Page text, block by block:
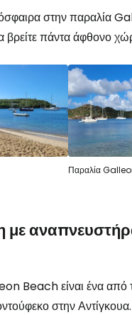
στην παραλία
βρείτε πάντα άφθονο
Παραλία
με
Beach είναι ένα από
στην Αντίγκουα.